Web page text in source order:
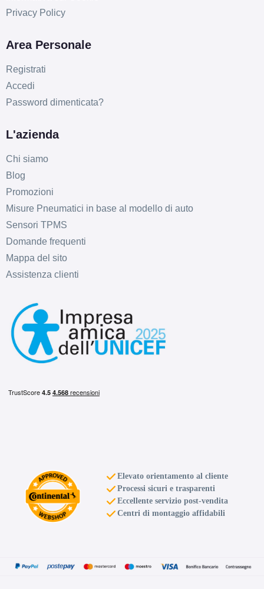
Privacy Policy
Area Personale
Registrati
Accedi
Password dimenticata?
L'azienda
Chi siamo
Blog
Promozioni
Misure Pneumatici in base al modello di auto
Sensori TPMS
Domande frequenti
Mappa del sito
Assistenza clienti
Elevato orientamento al cliente
Processi sicuri e trasparenti
Eccellente servizio post-vendita
Centri di montaggio affidabili